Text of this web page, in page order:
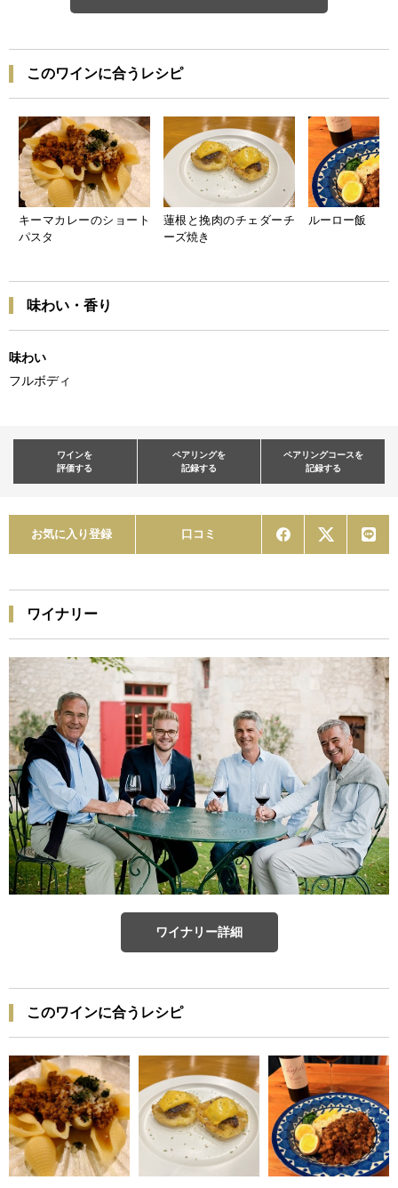
このワインに合うレシピ
キーマカレーのショート
パスタ
蓮根と挽肉のチェダーチ
ーズ焼き
ルーロー飯
味わい・香り
味わい
フルボディ
ワインを
評価する
ペアリングを
記録する
ペアリングコースを
記録する
お気に入り登録 口コミ
ワイナリー
ワイナリー詳細
このワインに合うレシピ